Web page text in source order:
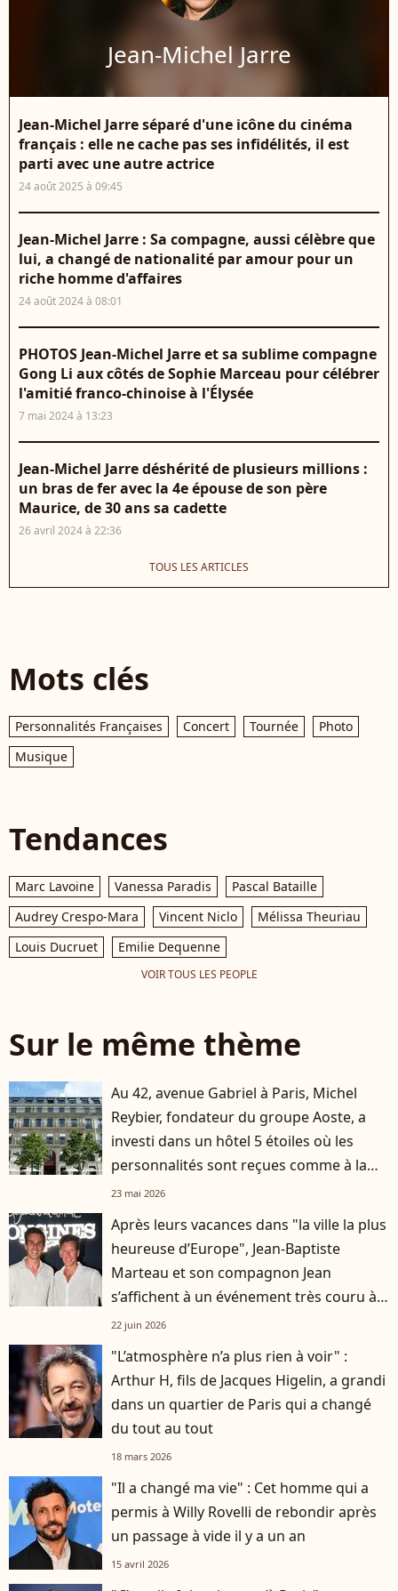
Jean-Michel Jarre
Jean-Michel Jarre séparé d'une icône du cinéma
français : elle ne cache pas ses infidélités, il est
parti avec une autre actrice
24 août 2025 à 09:45
Jean-Michel Jarre : Sa compagne, aussi célèbre que
lui, a changé de nationalité par amour pour un
riche homme d'affaires
24 août 2024 à 08:01
PHOTOS Jean-Michel Jarre et sa sublime compagne
Gong Li aux côtés de Sophie Marceau pour célébrer
l'amitié franco-chinoise à l'Élysée
7 mai 2024 à 13:23
Jean-Michel Jarre déshérité de plusieurs millions :
un bras de fer avec la 4e épouse de son père
Maurice, de 30 ans sa cadette
26 avril 2024 à 22:36
TOUS LES ARTICLES
Mots clés
Personnalités Françaises Concert Tournée
Photo
Musique
Tendances
Marc Lavoine Vanessa Paradis
Pascal Bataille
Audrey Crespo-Mara
Vincent Niclo
Mélissa Theuriau
Louis Ducruet
Emilie Dequenne
VOIR TOUS LES PEOPLE
Sur le même thème
Au 42, avenue Gabriel à Paris, Michel
Reybier, fondateur du groupe Aoste, a
investi dans un hôtel 5 étoiles où les
personnalités sont reçues comme à la
maison
23 mai 2026
Après leurs vacances dans "la ville la plus
heureuse d’Europe", Jean-Baptiste
Marteau et son compagnon Jean
s’affichent à un événement très couru à
Paris
22 juin 2026
"L’atmosphère n’a plus rien à voir" :
Arthur H, fils de Jacques Higelin, a grandi
dans un quartier de Paris qui a changé
du tout au tout
18 mars 2026
"Il a changé ma vie" : Cet homme qui a
permis à Willy Rovelli de rebondir après
un passage à vide il y a un an
15 avril 2026